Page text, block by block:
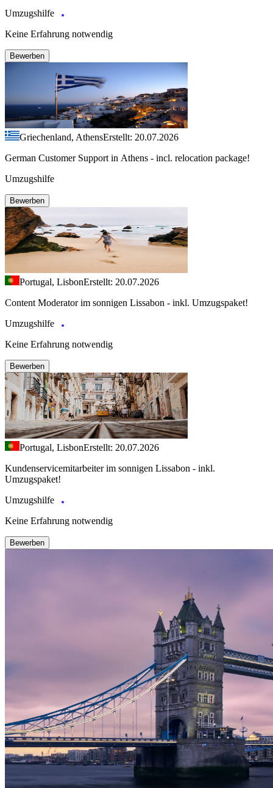
Umzugshilfe
Keine Erfahrung notwendig
Bewerben
Griechenland, AthensErstellt: 20.07.2026
German Customer Support in Athens - incl. relocation package!
Umzugshilfe
Bewerben
Portugal, LisbonErstellt: 20.07.2026
Content Moderator im sonnigen Lissabon - inkl. Umzugspaket!
Umzugshilfe
Keine Erfahrung notwendig
Bewerben
Portugal, LisbonErstellt: 20.07.2026
Kundenservicemitarbeiter im sonnigen Lissabon - inkl.
Umzugspaket!
Umzugshilfe
Keine Erfahrung notwendig
Bewerben